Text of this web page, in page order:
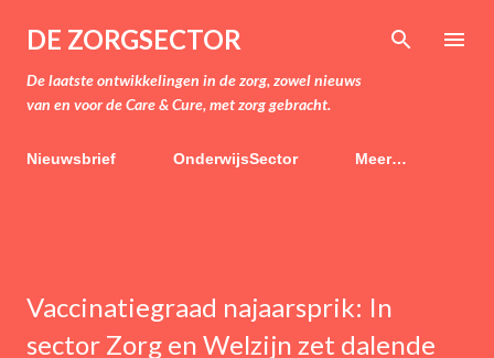
Doorgaan naar hoofdcontent
DE ZORGSECTOR
De laatste ontwikkelingen in de zorg, zowel nieuws
van en voor de Care & Cure, met zorg gebracht.
Nieuwsbrief OnderwijsSector Meer…
Vaccinatiegraad najaarsprik: In
sector Zorg en Welzijn zet dalende